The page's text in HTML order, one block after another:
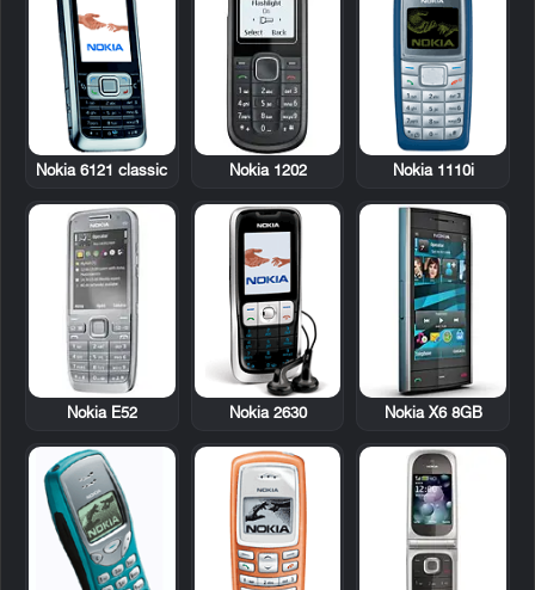
Nokia 1110i
Nokia 1202
Nokia 6121 classic
Nokia X6 8GB
Nokia 2630
Nokia E52